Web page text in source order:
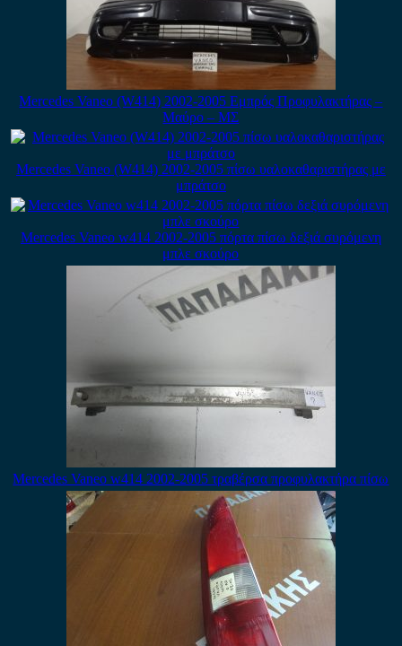
Mercedes Vaneo (W414) 2002-2005 Εμπρός Προφυλακτήρας –
Μαύρο – ΜΣ
Mercedes Vaneo (W414) 2002-2005 πίσω υαλοκαθαριστήρας με
μπράτσο
Mercedes Vaneo w414 2002-2005 πόρτα πίσω δεξιά συρόμενη
μπλε σκούρο
Mercedes Vaneo w414 2002-2005 τραβέρσα προφυλακτήρα πίσω